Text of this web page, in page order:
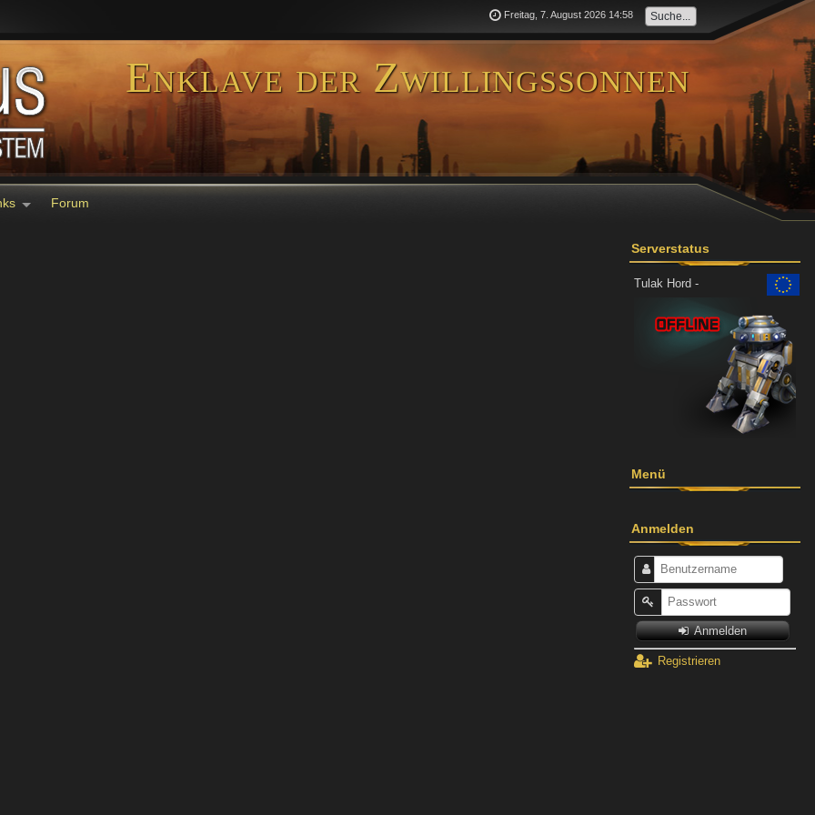
Freitag, 7. August 2026 14:58
Enklave der Zwillingssonnen
Forum
Serverstatus
Tulak Hord -
Menü
Anmelden
Anmelden
Registrieren